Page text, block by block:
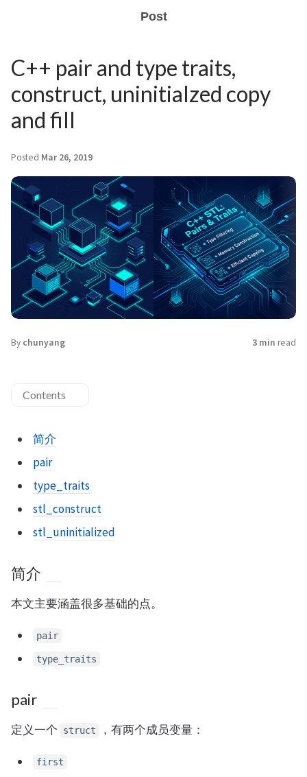
Post
C++ pair and type traits,
construct, uninitialzed copy
and fill
Posted Mar 26, 2019
By chunyang 3 min read
Contents
简介
pair
type_traits
stl_construct
stl_uninitialized
简介
本文主要涵盖很多基础的点。
pair
type_traits
pair
定义一个 struct ，有两个成员变量：
first